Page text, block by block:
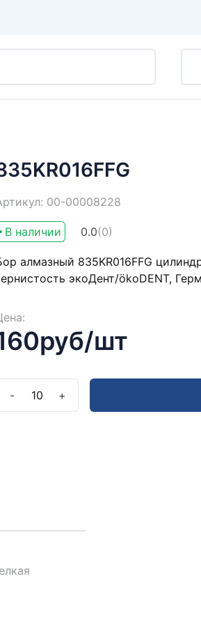
00-00008228
В наличии 0.0(0)
алмазный 835KR016FFG
экоДент/ökoDENT,
шт
- 10 +